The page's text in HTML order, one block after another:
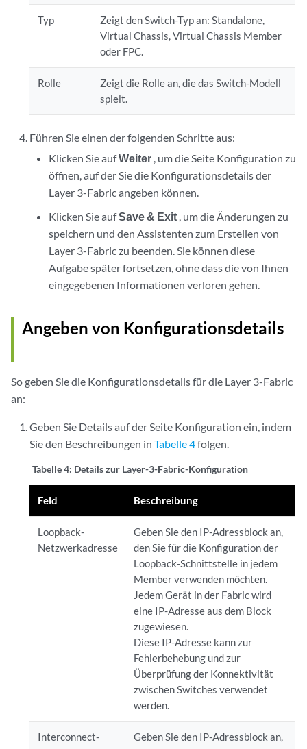
Typ
Zeigt den Switch-Typ an: Standalone,
Virtual Chassis, Virtual Chassis Member
oder FPC.
Rolle
Zeigt die Rolle an, die das Switch-Modell
spielt.
Führen Sie einen der folgenden Schritte aus:
Klicken Sie aufWeiter, um die Seite Konfiguration zu
öffnen, auf der Sie die Konfigurationsdetails der
Layer 3-Fabric angeben können.
Klicken Sie aufSave & Exit, um die Änderungen zu
speichern und den Assistenten zum Erstellen von
Layer 3-Fabric zu beenden. Sie können diese
Aufgabe später fortsetzen, ohne dass die von Ihnen
eingegebenen Informationen verloren gehen.
Angeben von Konfigurationsdetails
So geben Sie die Konfigurationsdetails für die Layer 3-Fabric
an:
Geben Sie Details auf der Seite Konfiguration ein, indem
Sie den Beschreibungen inTabelle 4folgen.
Tabelle 4: Details zur Layer-3-Fabric-Konfiguration
Feld Beschreibung
Loopback-
Netzwerkadresse
Geben Sie den IP-Adressblock an,
den Sie für die Konfiguration der
Loopback-Schnittstelle in jedem
Member verwenden möchten.
Jedem Gerät in der Fabric wird
eine IP-Adresse aus dem Block
zugewiesen.
Diese IP-Adresse kann zur
Fehlerbehebung und zur
Überprüfung der Konnektivität
zwischen Switches verwendet
werden.
Interconnect-
Geben Sie den IP-Adressblock an,